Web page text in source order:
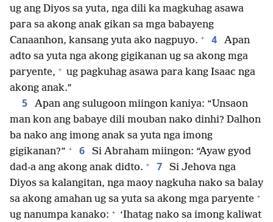
ug ang Diyos sa yuta, nga dili ka magkuhag asawa
para sa akong anak gikan sa mga babayeng
Canaanhon, kansang yuta ako nagpuyo. + 4
Apan
adto sa yuta nga akong gigikanan ug sa akong mga
paryente, + ug pagkuhag asawa para kang Isaac nga
akong anak.”
5
Apan ang sulugoon miingon kaniya: “Unsaon
man kon ang babaye dili mouban nako dinhi? Dalhon
ba nako ang imong anak sa yuta nga imong
gigikanan?” + 6
Si Abraham miingon: “Ayaw gyod
dad-a ang akong anak didto. + 7
Si Jehova nga
Diyos sa kalangitan, nga maoy nagkuha nako sa balay
sa akong amahan ug sa yuta sa akong mga paryente +
ug nanumpa kanako: + ‘Ihatag nako sa imong kaliwat